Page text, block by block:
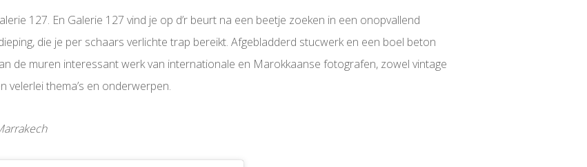
127. En Galerie 127 vind je op d’r beurt na een beetje zoeken in een onopvallend
die je per schaars verlichte trap bereikt. Afgebladderd stucwerk en een boel beton
de muren interessant werk van internationale en Marokkaanse fotografen, zowel vintage
velerlei thema’s en onderwerpen.